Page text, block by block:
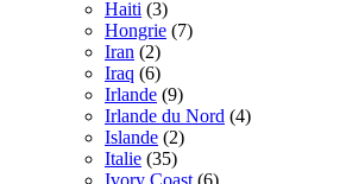
Haiti (3)
Hongrie (7)
Iran (2)
Iraq (6)
Irlande (9)
Irlande du Nord (4)
Islande (2)
Italie (35)